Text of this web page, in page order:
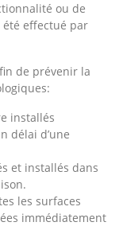
ou de
effectué par
de prévenir la
installés
délai d’une
et installés dans
les surfaces
immédiatement